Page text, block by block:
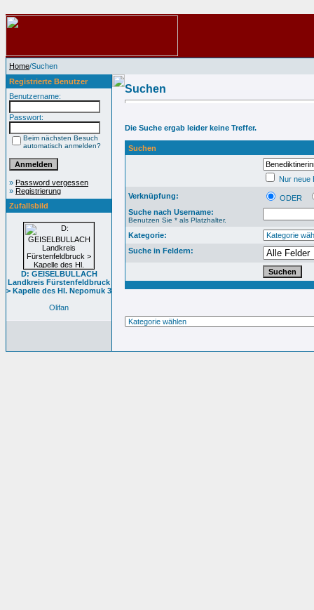
Home/Suchen
Registrierte Benutzer
Benutzername:
Passwort:
Beim nächsten Besuch
automatisch anmelden?
» Password vergessen
» Registrierung
Zufallsbild
D: GEISELBULLACH
Landkreis Fürstenfeldbruck
> Kapelle des Hl. Nepomuk 3
Olifan
Suchen
Die Suche ergab leider keine Treffer.
Suchen
Nur neue
Verknüpfung:
ODER
Suche nach Username:
Benutzen Sie * als Platzhalter.
Kategorie:
Suche in Feldern: